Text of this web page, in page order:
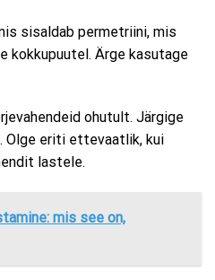
sisaldab permetriini, mis
kokkupuutel. Ärge kasutage
ohutult. Järgige
Olge eriti ettevaatlik, kui
lastele.
mis see on,